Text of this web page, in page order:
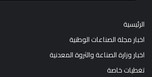
الرئيسية
اخبار مجلة الصناعات الوطنية
اخبار وزارة الصناعة والثروة المعدنية
تغطيات خاصة